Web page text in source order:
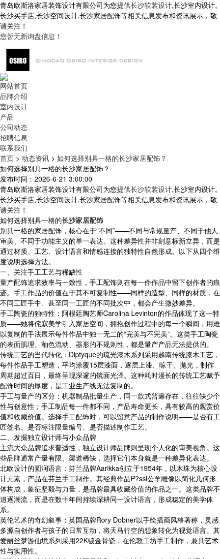
青岛欧斯洛家居装饰设计有限公司为您提供长沙软装设计,长沙室内设计,
长沙买手店,长沙空间设计,长沙家居配饰等相关信息发布和资讯展示，敬
请关注！
您暂无新询盘信息！
网站首页
品牌介绍
室内设计
产品
公司动态
招聘信息
联系我们
首页 > 动态资讯 > 如何选择别具一格的长沙家居配饰？
如何选择别具一格的长沙家居配饰？
发布时间：2026-6-21 3:00:00
青岛欧斯洛家居装饰设计有限公司为您提供长沙软装设计,长沙室内设计,
长沙买手店,长沙空间设计,长沙家居配饰等相关信息发布和资讯展示，敬
请关注！
如何选择别具一格的长沙家居配饰
别具一格的家居配饰，核心在于“不同”——不同与常规量产、不同于他人
审美、不同于功能主义的单一表达。这种差异性并非刻意标新立异，而是
通过材质、工艺、设计语言和情感连接的独特性自然形成。以下从四个维
度说明选择方法。
一、关注手工工艺与稀缺性
量产配饰追求效率与一致性，手工配饰则在每一件作品中留下创作者的痕
迹。手工作品的价值在于其不可复制性——同样的造型、同样的材质，在
不同工匠手中、甚至同一工匠的不同批次中，都会产生微妙差异。
手工陶瓷的独特性：阿根廷陶艺师Carolina Levinton的作品体现了这一特
质——她将侘寂美学引入家居空间，拥抱创作过程中的每一个瞬间，用难
以复制的手法展示每件作品中独一无二的“完美与不完美”。这类手工陶瓷
的表面肌理、釉色流动、器形的不规则性，都是量产产品无法提供的。
传统工艺的当代转化：Diptyque的琉光漆木系列采用越南传统漆木工艺，
每件作品手工塑造，平均涂覆15层漆面，逐层上漆、晾干、抛光，制作
周期超过百日，最终呈现深邃的镜面光泽。这种耗时漫长的传统工艺赋予
配饰时间的厚度，是工业生产线无法复制的。
手工与量产的区分：机器制品批量生产，同一款式普遍存在，往往缺少个
性与创意性；手工制品每一件都不同，产品寿命更长，具有较高的观赏价
值和收藏价值。选择手工配饰时，可以留意产品的制作说明——是否有工
匠签名、是否标注限量编号、是否描述制作工艺。
二、发掘独立设计师与小众品牌
主流大众品牌追求普适性，独立设计师品牌则呈现个人化的审美视角。这
些品牌通常产量有限、渠道稀缺，选择它们本身就是一种差异化表达。
北欧设计的圆润语言：芬兰品牌Aarikka创立于1954年，以木珠为核心设
计元素，产品在芬兰手工制作。其经典作品P?ssi公羊雕像以简化几何形
体构成，象征坚毅与力量，是品牌最具收藏价值的作品之一。这类品牌不
追逐潮流，而是在数十年间持续深耕同一设计语言，形成稳定的美学体
系。
英伦艺术的奇幻叙事：英国品牌Rory Dobner以手绘插画风格著称，灵感
多源自创作者与孩子的日常互动，将天马行空的想象转化为视觉语言。其
爱丽丝梦游仙境系列采用22K镀金骨瓷，在伦敦工坊手工制作，兼具艺术
性与实用性。